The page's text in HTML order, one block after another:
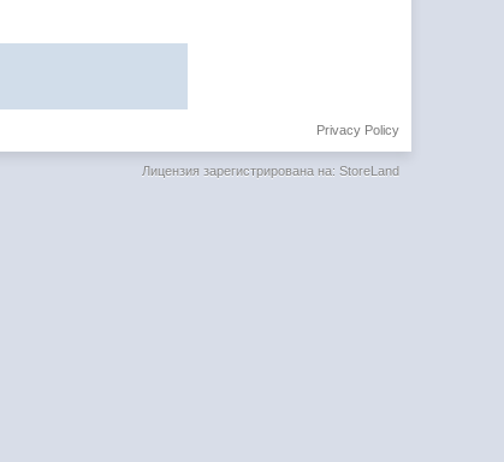
Privacy Policy
Лицензия зарегистрирована на: StoreLand